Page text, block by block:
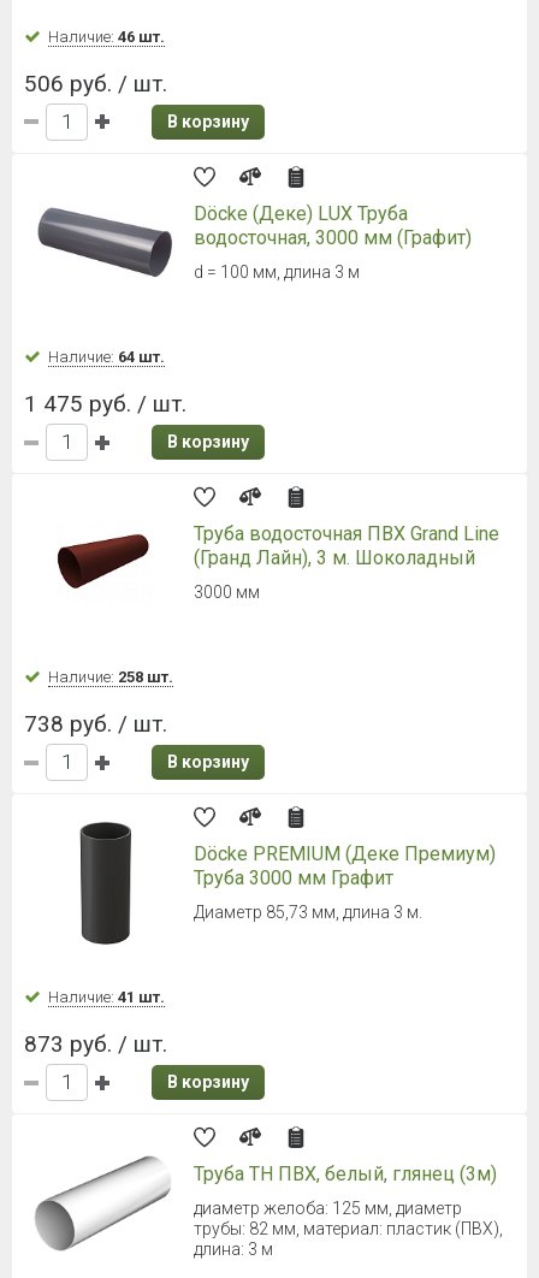
Наличие: 46 шт.
506 руб. / шт.
В корзину
Döcke (Деке) LUX Труба
водосточная, 3000 мм (Графит)
d = 100 мм, длина 3 м
Наличие: 64 шт.
1 475 руб. / шт.
В корзину
Труба водосточная ПВХ Grand Line
(Гранд Лайн), 3 м. Шоколадный
3000 мм
Наличие: 258 шт.
738 руб. / шт.
В корзину
Döcke PREMIUM (Деке Премиум)
Труба 3000 мм Графит
Диаметр 85,73 мм, длина 3 м.
Наличие: 41 шт.
873 руб. / шт.
В корзину
Труба ТН ПВХ, белый, глянец (3м)
диаметр желоба: 125 мм, диаметр
трубы: 82 мм, материал: пластик (ПВХ),
длина: 3 м